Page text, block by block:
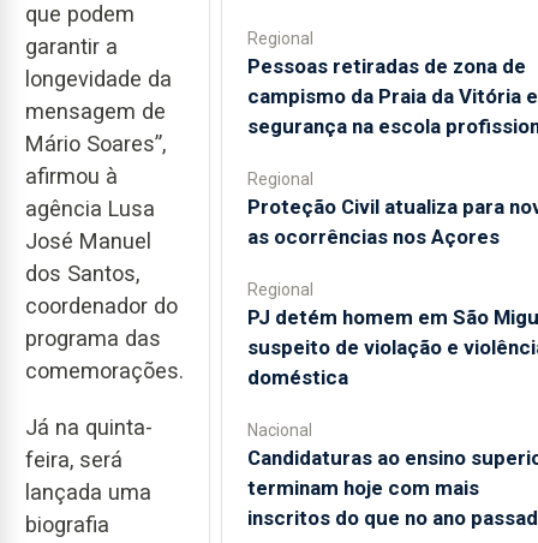
que podem
garantir a
longevidade da
mensagem de
Mário Soares”,
afirmou à
agência Lusa
José Manuel
dos Santos,
coordenador do
programa das
comemorações.
Já na quinta-
feira, será
lançada uma
biografia
Regional
Pessoas retiradas de zona de
campismo da Praia da Vitória
segurança na escola
Regional
Proteção Civil atualiza para
as ocorrências nos Açores
Regional
PJ detém homem em São
suspeito de violação e
doméstica
Nacional
Candidaturas ao ensino
terminam hoje com mais
inscritos do que no ano